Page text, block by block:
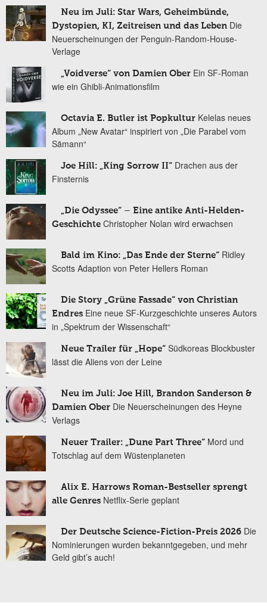
Neu im Juli: Star Wars, Geheimbünde,
Dystopien, KI, Zeitreisen und das Leben Die
Neuerscheinungen der Penguin-Random-House-
Verlage
„Voidverse“ von Damien Ober Ein SF-Roman
wie ein Ghibli-Animationsfilm
Octavia E. Butler ist Popkultur Kelelas neues
Album „New Avatar“ inspiriert von „Die Parabel vom
Sämann“
Joe Hill: „King Sorrow II“ Drachen aus der
Finsternis
„Die Odyssee“ – Eine antike Anti-Helden-
Geschichte Christopher Nolan wird erwachsen
Bald im Kino: „Das Ende der Sterne“ Ridley
Scotts Adaption von Peter Hellers Roman
Die Story „Grüne Fassade“ von Christian
Endres Eine neue SF-Kurzgeschichte unseres Autors
in „Spektrum der Wissenschaft“
Neue Trailer für „Hope“ Südkoreas Blockbuster
lässt die Aliens von der Leine
Neu im Juli: Joe Hill, Brandon Sanderson &
Damien Ober Die Neuerscheinungen des Heyne
Verlags
Neuer Trailer: „Dune Part Three“ Mord und
Totschlag auf dem Wüstenplaneten
Alix E. Harrows Roman-Bestseller sprengt
alle Genres Netflix-Serie geplant
Der Deutsche Science-Fiction-Preis 2026 Die
Nominierungen wurden bekanntgegeben, und mehr
Geld gibt’s auch!